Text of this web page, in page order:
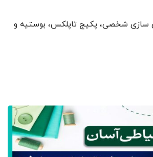
سازی شخصی، پکیج تاپلکس، بوستیه و